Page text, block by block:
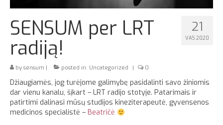
Apie
21
VAS 2020
SENSUM per LRT
radiją!
by sensum | posted in: Uncategorized | 0
Džiaugiamės, jog turėjome galimybę pasidalinti savo žiniomis
dar vienu kanalu, šįkart – LRT radijo stotyje. Patarimais ir
patirtimi dalinasi mūsų studijos kineziterapeutė, gyvensenos
medicinos specialistė – Beatričė